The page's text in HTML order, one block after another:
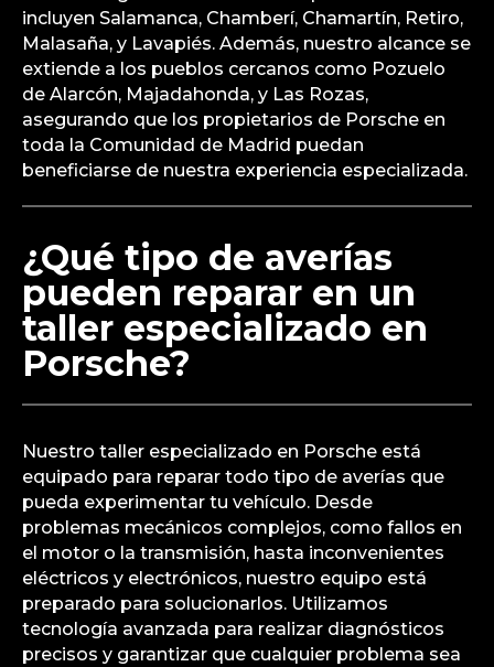
incluyen Salamanca, Chamberí, Chamartín, Retiro,
Malasaña, y Lavapiés. Además, nuestro alcance se
extiende a los pueblos cercanos como Pozuelo
de Alarcón, Majadahonda, y Las Rozas,
asegurando que los propietarios de Porsche en
toda la Comunidad de Madrid puedan
beneficiarse de nuestra experiencia especializada.
¿Qué tipo de averías
pueden reparar en un
taller especializado en
Porsche?
Nuestro taller especializado en Porsche está
equipado para reparar todo tipo de averías que
pueda experimentar tu vehículo. Desde
problemas mecánicos complejos, como fallos en
el motor o la transmisión, hasta inconvenientes
eléctricos y electrónicos, nuestro equipo está
preparado para solucionarlos. Utilizamos
tecnología avanzada para realizar diagnósticos
precisos y garantizar que cualquier problema sea